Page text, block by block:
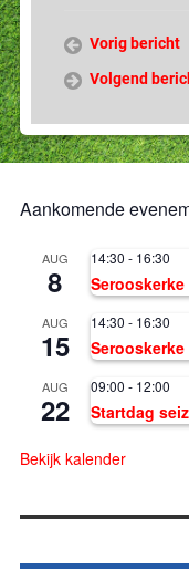
Vorig bericht
Volgend
Aankomende
AUG
8
14:30 - 16:30
Serooskerke
AUG
15
14:30 - 16:30
Serooskerke
AUG
22
09:00 - 12:00
Startdag
Bekijk kalender